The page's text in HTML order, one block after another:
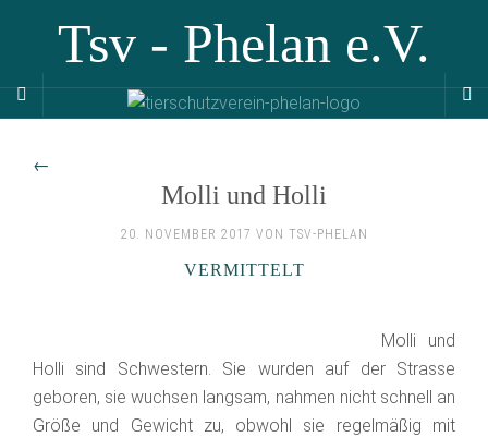
Tsv - Phelan e.V.
←
Molli und Holli
20. NOVEMBER 2017 VON TSV-PHELAN
VERMITTELT
Molli und
Holli sind Schwestern. Sie wurden auf der Strasse
geboren, sie wuchsen langsam, nahmen nicht schnell an
Größe und Gewicht zu, obwohl sie regelmäßig mit